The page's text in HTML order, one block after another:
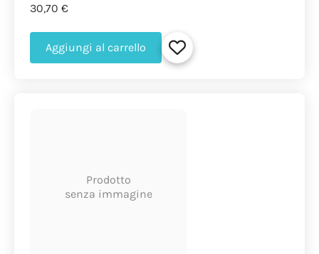
30,70 €
Aggiungi al carrello
Prodotto
senza immagine